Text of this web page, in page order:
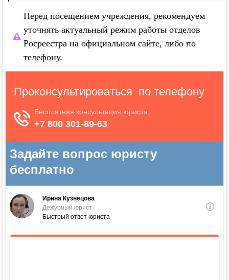
Перед посещением учреждения, рекомендуем
уточнять актуальный режим работы отделов
Росреестра на официальном сайте, либо по
телефону.